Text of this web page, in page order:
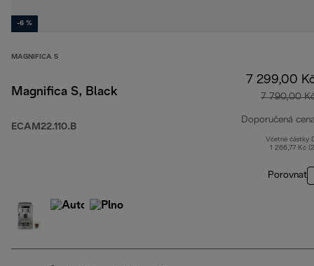
-6 %
MAGNIFICA S
Magnifica S, Black
ECAM22.110.B
7 299,00
7 790,00
Doporučená
Včetně částky
1 266,77 Kč
Porovnat